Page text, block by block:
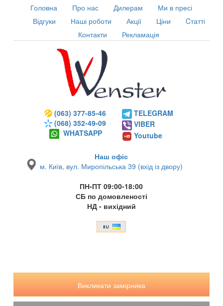
Головна Про нас Дилерам
Ми в пресі
Відгуки
Наші роботи Акції Ціни
Cтатті
Контакти
Рекламація
(063) 377-85-46
(068) 352-49-09
WHATSAPP
TELEGRAM
VIBER
Youtube
Наш офіс
м. Київ, вул. Миропільська 39 (вхід із двору)
ПН-ПТ 09:00-18:00
СБ по домовленості
НД - вихідний
Викликати замірника